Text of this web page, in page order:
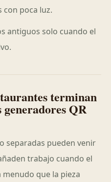
con poca luz.
antiguos solo cuando el
terminan
QR
separadas pueden venir
trabajo cuando el
que la pieza